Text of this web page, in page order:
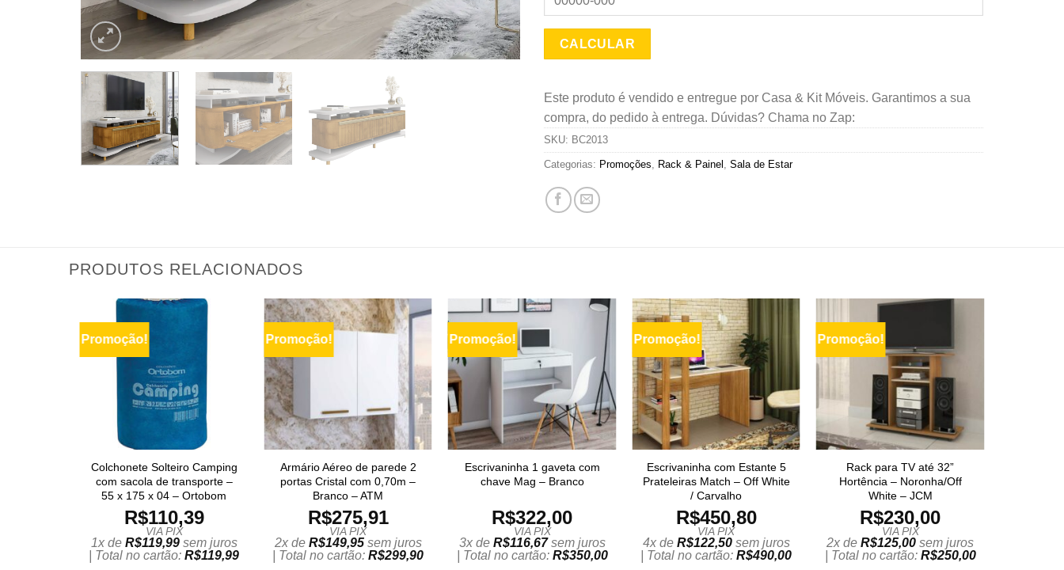
Este produto é vendido e entregue por Casa & Kit Móveis. Garantimos a sua
compra, do pedido à entrega. Dúvidas? Chama no Zap:
SKU: BC2013
Categorias: Promoções Rack & Painel Sala de Estar
PRODUTOS RELACIONADOS
Promoção!
Colchonete Solteiro Camping
com sacola de transporte –
55 x 175 x 04 – Ortobom
R$110,39
VIA PIX
1x de R$119,99sem juros
| Total no cartão: R$119,99
Promoção!
Armário Aéreo de parede 2
portas Cristal com 0,70m –
Branco – ATM
R$275,91
VIA PIX
2x de R$149,95sem juros
| Total no cartão: R$299,90
Promoção!
Escrivaninha 1 gaveta com
chave Mag – Branco
R$322,00
VIA PIX
3x de R$116,67sem juros
| Total no cartão: R$350,00
Promoção!
Escrivaninha com Estante 5
Prateleiras Match – Off White
/ Carvalho
R$450,80
VIA PIX
4x de R$122,50sem juros
| Total no cartão: R$490,00
Promoção!
Rack para TV até 32”
Hortência – Noronha/Off
White – JCM
R$230,00
VIA PIX
2x de R$125,00 sem juros
| Total no cartão: R$250,00